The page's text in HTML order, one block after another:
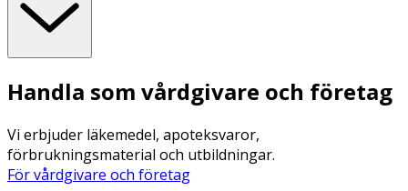
Handla som vårdgivare och företag
Vi erbjuder läkemedel, apoteksvaror,
förbrukningsmaterial och utbildningar.
För vårdgivare och företag